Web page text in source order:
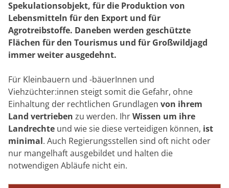
Spekulationsobjekt, für die Produktion von
Lebensmitteln für den Export und für
Agrotreibstoffe. Daneben werden geschützte
Flächen für den Tourismus und für Großwildjagd
immer weiter ausgedehnt.
Für Kleinbauern und -bäuerInnen und
Viehzüchter:innen steigt somit die Gefahr, ohne
Einhaltung der rechtlichen Grundlagen von ihrem
Land vertrieben zu werden. IhrWissen um ihre
Landrechte und wie sie diese verteidigen können, ist
minimal. Auch Regierungsstellen sind oft nicht oder
nur mangelhaft ausgebildet und halten die
notwendigen Abläufe nicht ein.